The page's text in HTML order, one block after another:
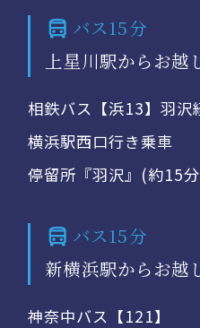
バス15分
上星川駅からお越
相鉄バス【浜13】羽沢
横浜駅西口行き乗車
停留所『羽沢』(約15
バス15分
新横浜駅からお越
神奈中バス【121】